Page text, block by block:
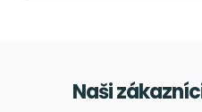
Naši